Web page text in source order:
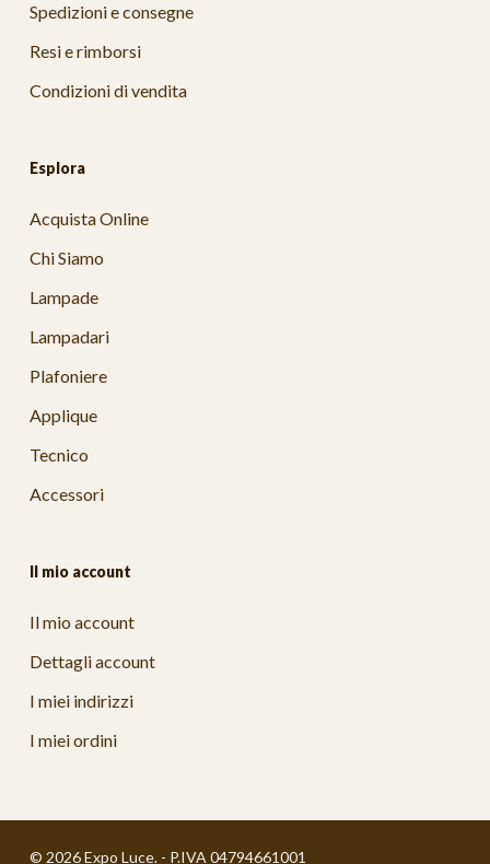
Spedizioni e consegne
Resi e rimborsi
Condizioni di vendita
Esplora
Acquista Online
Chi Siamo
Lampade
Lampadari
Plafoniere
Applique
Tecnico
Accessori
Il mio account
Il mio account
Dettagli account
I miei indirizzi
I miei ordini
© 2026 Expo Luce. - P.IVA 04794661001